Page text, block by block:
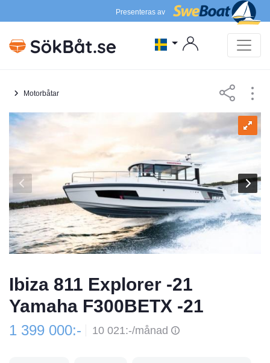
Presenteras av
Motorbåtar
Ibiza 811 Explorer -21
Yamaha F300BETX -21
1 399 000:- 10 021:-/månad